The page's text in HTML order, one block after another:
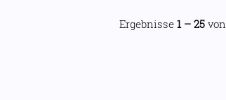
Ergebnisse 1 – 25 von